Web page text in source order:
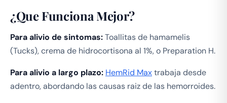
¿Que Funciona Mejor?
Para alivio de sintomas:Toallitas de hamamelis
(Tucks), crema de hidrocortisona al 1%, o Preparation H.
Para alivio a largo plazo: HemRid Maxtrabaja desde
adentro, abordando las causas raiz de las hemorroides.